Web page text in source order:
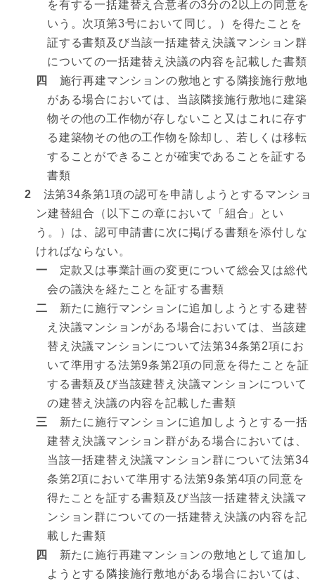
を有する一括建替え合意者の3分の2以上の同意を
いう。次項第3号において同じ。）を得たことを
証する書類及び当該一括建替え決議マンション群
についての一括建替え決議の内容を記載した書類
四
施行再建マンションの敷地とする隣接施行敷地
がある場合においては、当該隣接施行敷地に建築
物その他の工作物が存しないこと又はこれに存す
る建築物その他の工作物を除却し、若しくは移転
することができることが確実であることを証する
書類
2 法第34条第1項の認可を申請しようとするマンショ
ン建替組合（以下この章において「組合」とい
う。）は、認可申請書に次に掲げる書類を添付しな
ければならない。
一 定款又は事業計画の変更について総会又は総代
会の議決を経たことを証する書類
二 新たに施行マンションに追加しようとする建替
え決議マンションがある場合においては、当該建
替え決議マンションについて法第34条第2項にお
いて準用する法第9条第2項の同意を得たことを証
する書類及び当該建替え決議マンションについて
の建替え決議の内容を記載した書類
三
新たに施行マンションに追加しようとする一括
建替え決議マンション群がある場合においては、
当該一括建替え決議マンション群について法第34
条第2項において準用する法第9条第4項の同意を
得たことを証する書類及び当該一括建替え決議マ
ンション群についての一括建替え決議の内容を記
載した書類
四
新たに施行再建マンションの敷地として追加し
ようとする隣接施行敷地がある場合においては、